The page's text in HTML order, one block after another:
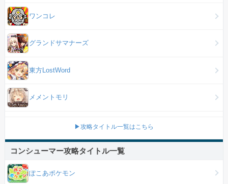
ワンコレ
グランドサマナーズ
東方LostWord
メメントモリ
▶攻略タイトル一覧はこちら
コンシューマー攻略タイトル一覧
ぽこあポケモン